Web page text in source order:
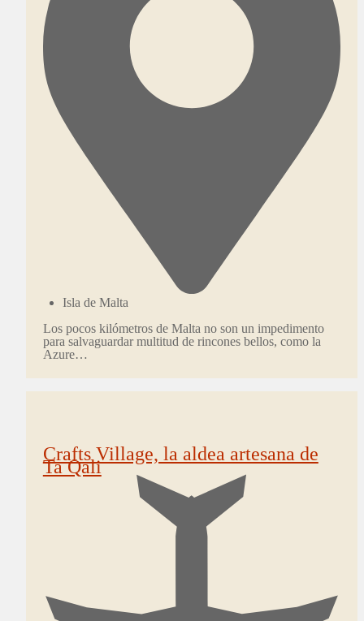
Isla de Malta
Los pocos kilómetros de Malta no son un impedimento
para salvaguardar multitud de rincones bellos, como la
Azure…
Crafts Village, la aldea artesana de
Ta Qali